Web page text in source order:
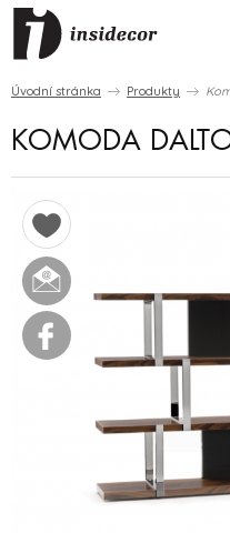
Úvodní stránka Produkty
KOMODA